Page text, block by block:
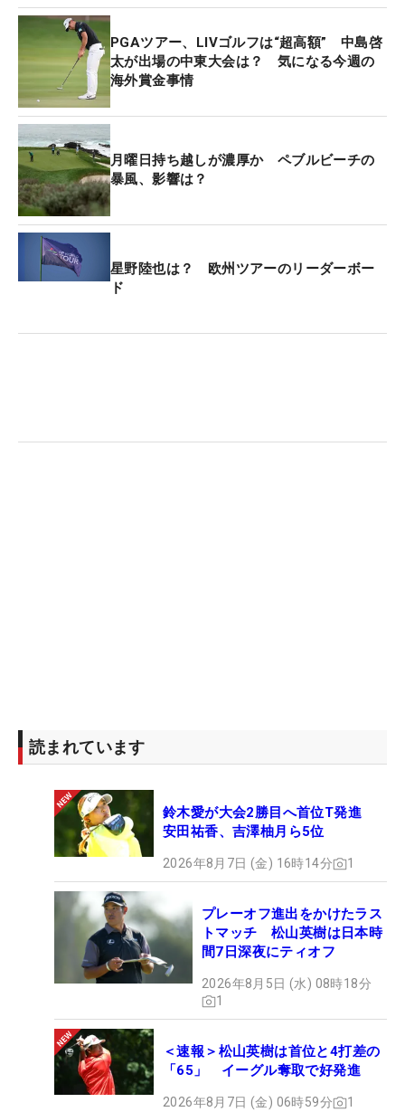
がよぎった」。16、17番はバーディチャンスにつけ
るも入らなかったが、最終18番パー5は8メートルに
2オンさせた。だが、このイーグルパットはわずか
に届かずバーディ。50台には惜しくも届かなかっ
た。
「これまで59をマークした選手は、おそらくスコア
のことなど考えていなかっただろう。きっと次のシ
ョットにだけ集中していたはず。（自分は）18番の
フェアウェイで50台は『特別な数字』と考えてしま
った」と悔やんだ。
いう状態だった」とパットの大改革を行い、それが
見事にハマった。
最終日は夜半からの豪雨と強風により、スタートが
大きく遅れる可能性も。果たしてクラークはこのま
ま逃げ切れるか？（文・武川玲子=米国在住）
PGAツアー、LIVゴルフは“超高額” 中島啓
太が出場の中東大会は？ 気になる今週の
海外賞金事情
月曜日持ち越しが濃厚か ペブルビーチの
暴風、影響は？
星野陸也は？ 欧州ツアーのリーダーボー
ド
読まれています
鈴木愛が大会2勝目へ首位T発進
安田祐香、吉澤柚月ら5位
2026年8月7日 (金) 16時14分 1
プレーオフ進出をかけたラス
トマッチ 松山英樹は日本時
間7日深夜にティオフ
2026年8月5日 (水) 08時18分
1
＜速報＞松山英樹は首位と4打差の
「65」 イーグル奪取で好発進
2026年8月7日 (金) 06時59分 1